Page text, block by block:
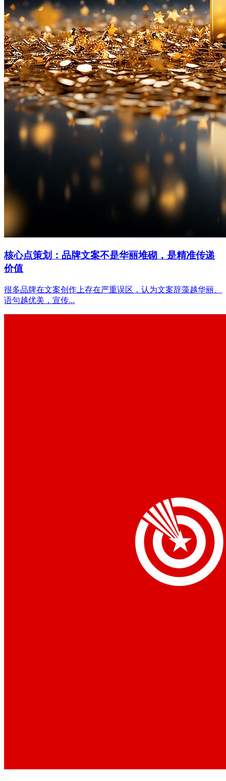
核心点策划：品牌文案不是华丽堆砌，是精准传递
价值
很多品牌在文案创作上存在严重误区，认为文案辞藻越华丽、
语句越优美，宣传...